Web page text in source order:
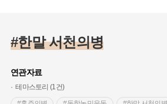
#한말 서천의병
연관자료
테마스토리 (1건)